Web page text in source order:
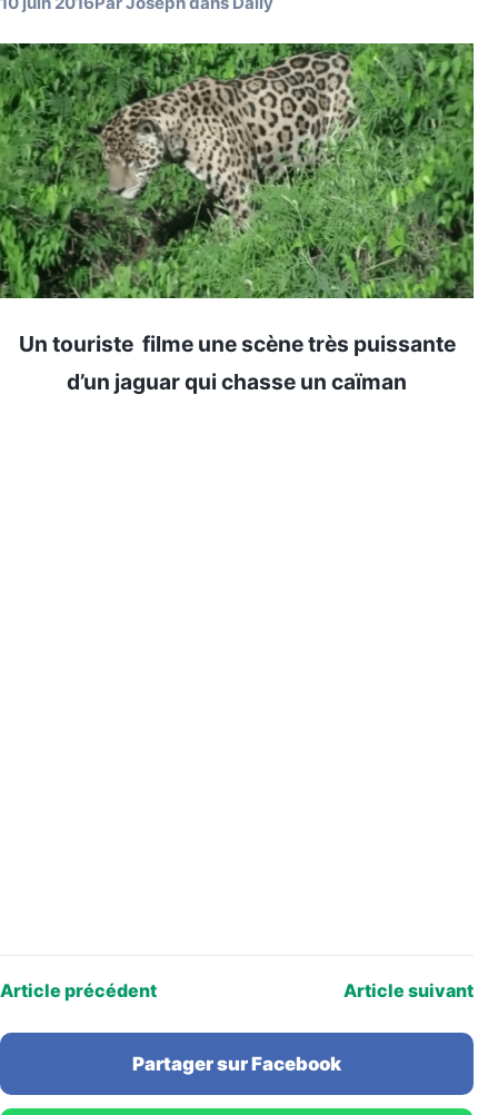
Un touriste filme une scène très puissante
d’un jaguar qui chasse un caïman
Article précédent Article suivant
Partager sur Facebook